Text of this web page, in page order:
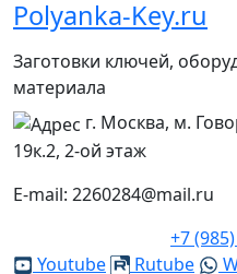
Polyanka-Key.ru
Заготовки ключей,
материала
г. Москва, м.
19к.2, 2-ой этаж
E-mail: 2260284@mail.ru
+7
Youtube
Rutube